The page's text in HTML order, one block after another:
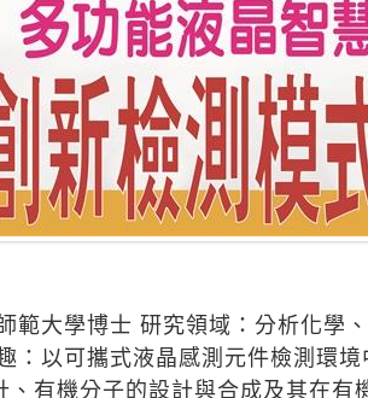
範大學博士 研究領域：分析化學
：以可攜式液晶感測元件檢測環
有機分子的設計與合成及其在有